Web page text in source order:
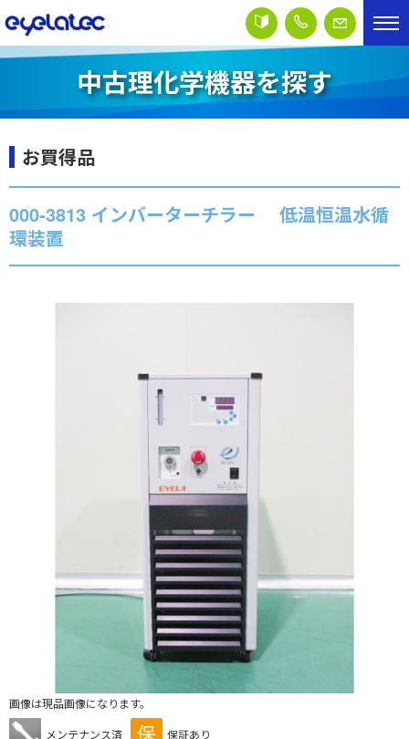
中古理化学機器を探す
お買得品
000-3813 インバーターチラー 低温恒温水循
環装置
画像は現品画像になります。
メンテナンス済
保証あり